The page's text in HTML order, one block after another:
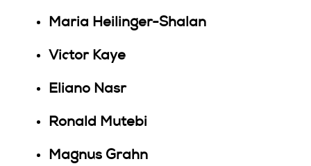
Maria Heilinger-Shalan
Victor Kaye
Eliano Nasr
Ronald Mutebi
Magnus Grahn